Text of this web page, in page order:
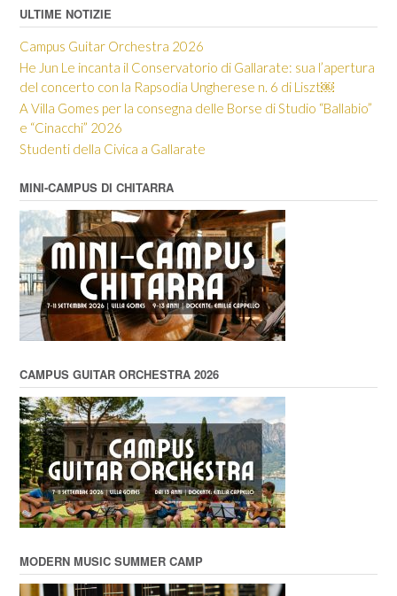
ULTIME NOTIZIE
Campus Guitar Orchestra 2026
He Jun Le incanta il Conservatorio di Gallarate: sua l’apertura
del concerto con la Rapsodia Ungherese n. 6 di Liszt￼
A Villa Gomes per la consegna delle Borse di Studio “Ballabio”
e “Cinacchi” 2026
Studenti della Civica a Gallarate
MINI-CAMPUS DI CHITARRA
CAMPUS GUITAR ORCHESTRA 2026
MODERN MUSIC SUMMER CAMP